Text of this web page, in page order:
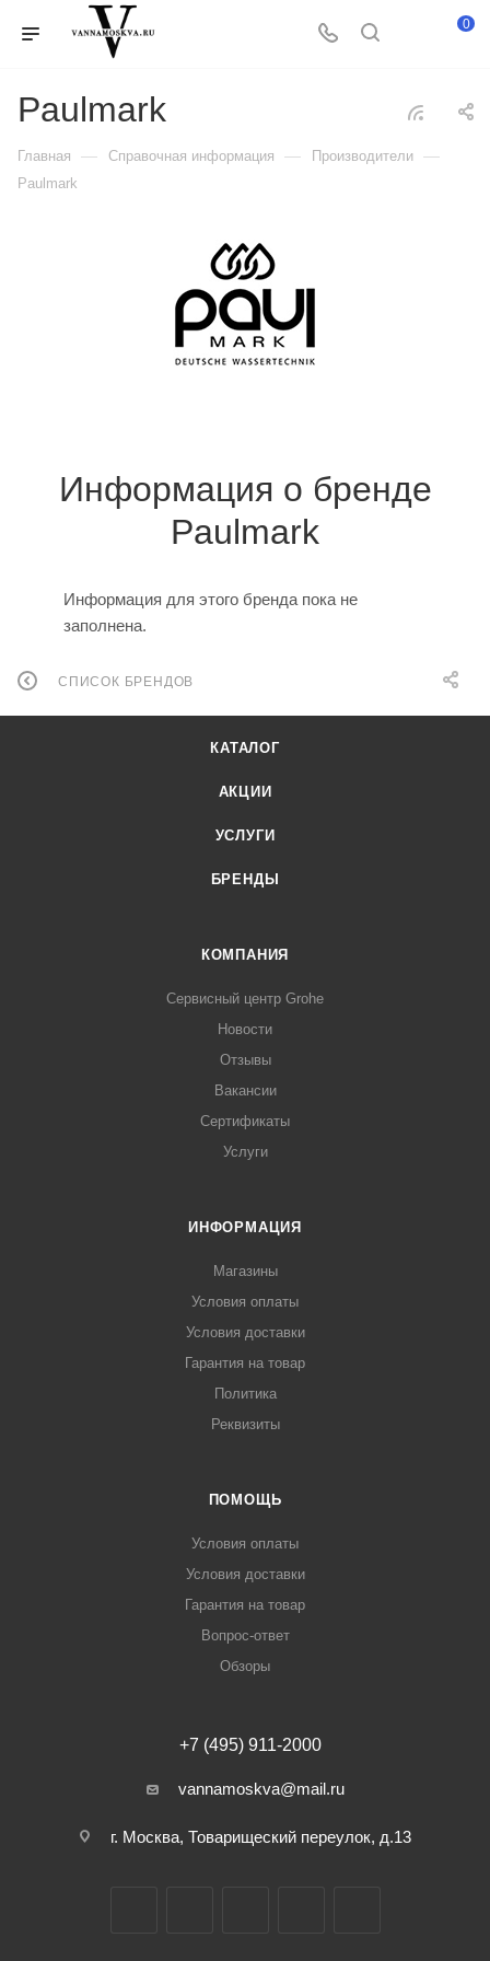
0
Paulmark
Главная — Справочная информация — Производители —
Paulmark
Информация о бренде
Paulmark
Информация для этого бренда пока не
заполнена.
СПИСОК БРЕНДОВ
КАТАЛОГ
АКЦИИ
УСЛУГИ
БРЕНДЫ
КОМПАНИЯ
Сервисный центр Grohe
Новости
Отзывы
Вакансии
Сертификаты
Услуги
ИНФОРМАЦИЯ
Магазины
Условия оплаты
Условия доставки
Гарантия на товар
Политика
Реквизиты
ПОМОЩЬ
Условия оплаты
Условия доставки
Гарантия на товар
Вопрос-ответ
Обзоры
+7 (495) 911-2000
vannamoskva@mail.ru
г. Москва, Товарищеский переулок, д.13